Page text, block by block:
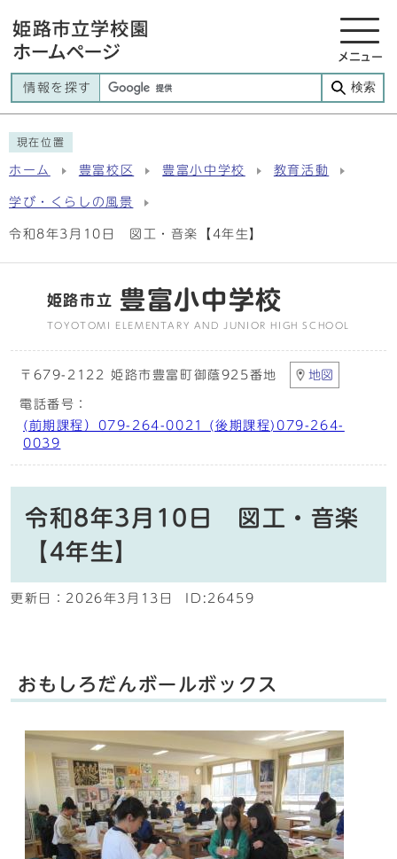
メニュー
情報を探す 検索
現在位置
ホーム 豊富校区 豊富小中学校 教育活動
学び・くらしの風景
令和8年3月10日 図工・音楽【4年生】
姫路市立 豊富小中学校
TOYOTOMI ELEMENTARY AND JUNIOR HIGH SCHOOL
〒679-2122 姫路市豊富町御蔭925番地 地図
電話番号：
(前期課程）079-264-0021 (後期課程)079-264-
0039
令和8年3月10日 図工・音楽
【4年生】
更新日： 2026年3月13日 ID:26459
おもしろだんボールボックス